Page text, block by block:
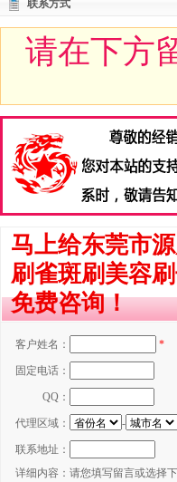
联系方式
请在下方
马上给东莞市
刷雀斑刷美容
免费咨询！
客户姓名： *
固定电话：
QQ：
代理区域： -
联系地址：
详细内容： 请您填写留言或选择